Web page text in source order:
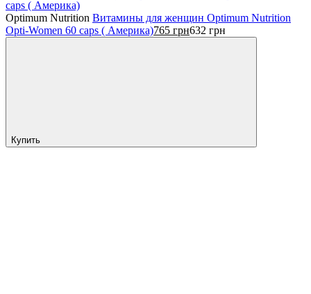
Optimum Nutrition Витамины для женщин Optimum Nutrition
Opti-Women 60 caps ( Америка)765 грн632 грн
Купить